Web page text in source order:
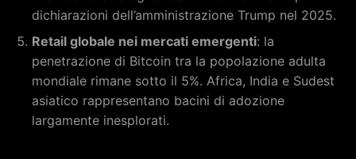
dichiarazioni dell’amministrazione Trump nel 2025.
Retail globale nei mercati emergenti: la
penetrazione di Bitcoin tra la popolazione adulta
mondiale rimane sotto il 5%. Africa, India e Sudest
asiatico rappresentano bacini di adozione
largamente inesplorati.